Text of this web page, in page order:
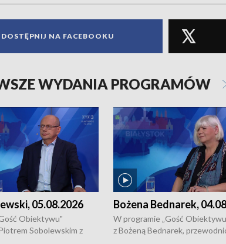
NA FACEBOOKU
WYDANIA PROGRAMÓW
05.08.2026
Obiektywu"
Sobolewskim z
Bożena Bednarek,
W programie „Gość
z Bożeną Bednarek,